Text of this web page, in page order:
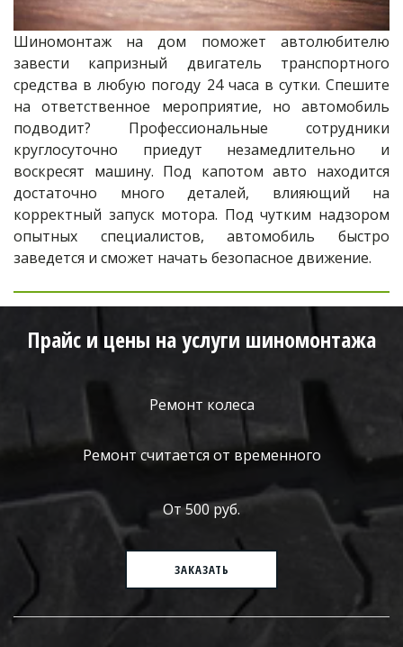
Шиномонтаж на дом поможет автолюбителю
завести капризный двигатель транспортного
средства в любую погоду 24 часа в сутки. Спешите
на ответственное мероприятие, но автомобиль
подводит? Профессиональные сотрудники
круглосуточно приедут незамедлительно и
воскресят машину. Под капотом авто находится
достаточно много деталей, влияющий на
корректный запуск мотора. Под чутким надзором
опытных специалистов, автомобиль быстро
заведется и сможет начать безопасное движение.
Прайс и цены на услуги шиномонтажа
Ремонт колеса
Ремонт считается от временного
От 500 руб.
ЗАКАЗАТЬ